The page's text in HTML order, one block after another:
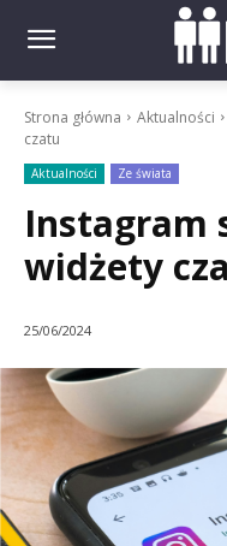
Strona główna Aktualności
czatu
Aktualności Ze świata
Instagram
widżety
25/06/2024